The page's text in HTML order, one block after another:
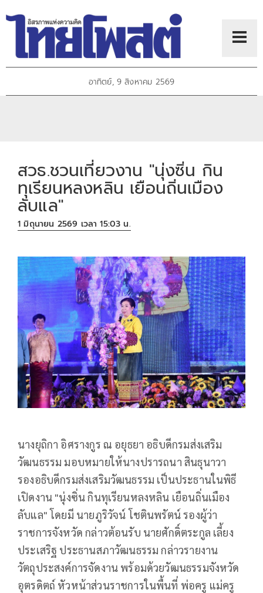
อาทิตย์, 9 สิงหาคม 2569
สวธ.ชวนเที่ยวงาน "นุ่งซิ่น กิน
ทุเรียนหลงหลิน เยือนถิ่นเมือง
ลับแล"
1 มิถุนายน 2569 เวลา 15:03 น.
นางยุถิกา อิศรางกูร ณ อยุธยา อธิบดีกรมส่งเสริม
วัฒนธรรม มอบหมายให้นางปรารถนา สินธุนาวา
รองอธิบดีกรมส่งเสริมวัฒนธรรม เป็นประธานในพิธี
เปิดงาน "นุ่งซิ่น กินทุเรียนหลงหลิน เยือนถิ่นเมือง
ลับแล" โดยมี นายภูริวัจน์ โชตินพรัตน์ รองผู้ว่า
ราชการจังหวัด กล่าวต้อนรับ นายศักดิ์ตระกูล เลี้ยง
ประเสริฐ ประธานสภาวัฒนธรรม กล่าวรายงาน
วัตถุประสงค์การจัดงาน พร้อมด้วยวัฒนธรรมจังหวัด
อุตรดิตถ์ หัวหน้าส่วนราชการในพื้นที่ พ่อครู แม่ครู